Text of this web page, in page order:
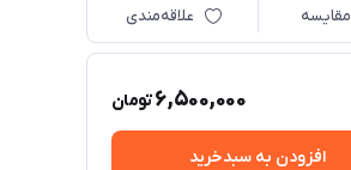
مقایسه علاقه‌مندی
6,500,000تومان
افزودن به سبدخرید